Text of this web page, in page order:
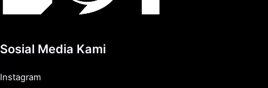
Sosial Media Kami
Instagram